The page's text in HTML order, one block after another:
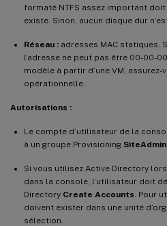
formaté NTFS assez important
existe. Sinon, aucun disque dur
Réseau : adresses MAC statiques.
l’adresse ne peut pas être 00-00-
modèle à partir d’une VM,
opérationnelle.
Autorisations :
Le compte d’utilisateur de la
à un groupe Provisioning SiteAdmin
Si vous utilisez Active Directory
dans la console, l’utilisateur doit
Directory Create Accounts . Pour
doivent exister dans une unité
sélection.